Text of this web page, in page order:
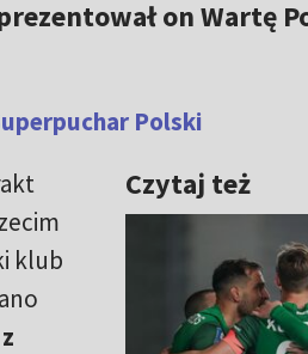
on Wartę
Polski
Czytaj też
klub